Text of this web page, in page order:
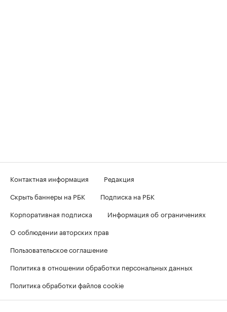
Контактная информация
Редакция
Скрыть баннеры на РБК
Подписка на РБК
Корпоративная подписка
Информация об ограничениях
О соблюдении авторских прав
Пользовательское соглашение
Политика в отношении обработки персональных данных
Политика обработки файлов cookie